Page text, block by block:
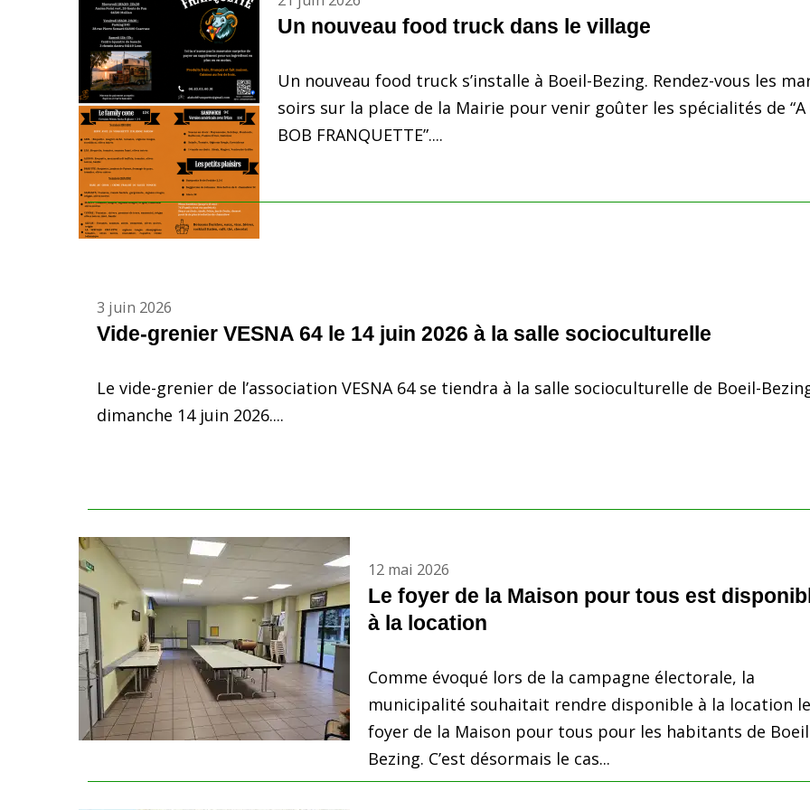
Un nouveau food truck dans le village
Un nouveau food truck s’installe à Boeil-Bezing. Rendez-vous les
soirs sur la place de la Mairie pour venir goûter les spécialités de “A
BOB FRANQUETTE”....
3 juin 2026
Vide-grenier VESNA 64 le 14 juin 2026 à la salle socioculturelle
Le vide-grenier de l’association VESNA 64 se tiendra à la salle socioculturelle de Boeil-
dimanche 14 juin 2026....
12 mai 2026
Le foyer de la Maison pour tous est
à la location
Comme évoqué lors de la campagne électorale, la
municipalité souhaitait rendre disponible à la location le
foyer de la Maison pour tous pour les habitants de
Bezing. C’est désormais le cas...